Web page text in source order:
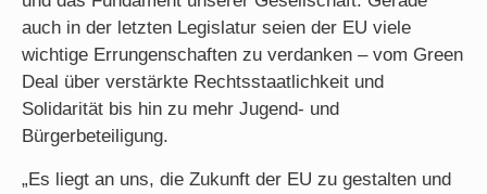
auch in der letzten Legislatur seien der EU viele
wichtige Errungenschaften zu verdanken – vom Green
Deal über verstärkte Rechtsstaatlichkeit und
Solidarität bis hin zu mehr Jugend- und
Bürgerbeteiligung.
„Es liegt an uns, die Zukunft der EU zu gestalten und